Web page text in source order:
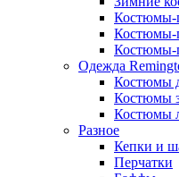
Костюмы-
Костюмы-
Костюмы-
Одежда
Костюмы
Костюмы
Костюмы
Разное
Кепки и
Перчатки